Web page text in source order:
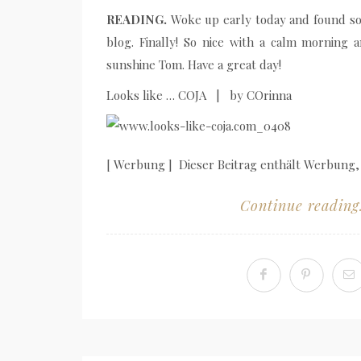
READING. Woke up early today and found
blog. Finally! So nice with a calm
sunshine Tom. Have a great day!
Looks like … COJA | by COrinna
[ Werbung ] Dieser Beitrag enthält Werbung,
Continue